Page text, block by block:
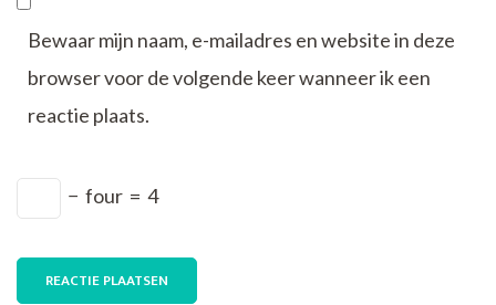
Bewaar mijn naam, e-mailadres en website in deze
browser voor de volgende keer wanneer ik een
reactie plaats.
− four = 4